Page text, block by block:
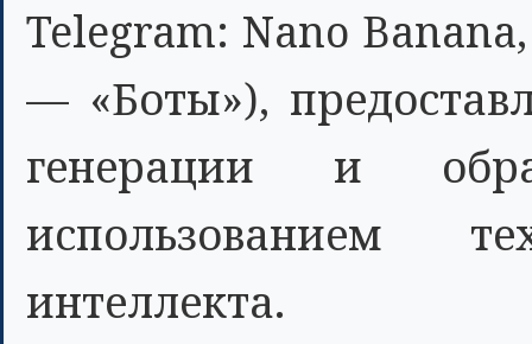
Telegram: Nano
— «Боты»),
генерации и
использованием
интеллекта.